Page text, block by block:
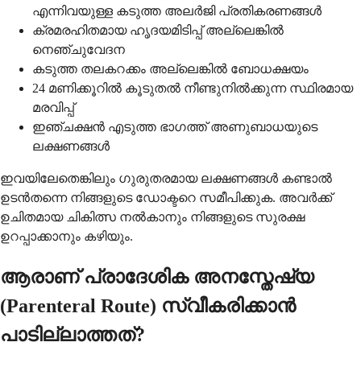
എന്നിവയുള്ള കടുത്ത അലർജി പ്രതികരണങ്ങൾ
ക്രമരഹിതമായ ഹൃദയമിടിപ്പ് അല്ലെങ്കിൽ
നെഞ്ചുവേദന
കടുത്ത തലകറക്കം അല്ലെങ്കിൽ ബോധക്ഷയം
24 മണിക്കൂറിൽ കൂടുതൽ നീണ്ടുനിൽക്കുന്ന സ്ഥിരമായ
മരവിപ്പ്
ഇഞ്ചക്ഷൻ എടുത്ത ഭാഗത്ത് അണുബാധയുടെ
ലക്ഷണങ്ങൾ
ഇവയിലേതെങ്കിലും ഗുരുതരമായ ലക്ഷണങ്ങൾ കണ്ടാൽ
ഉടൻതന്നെ നിങ്ങളുടെ ഡോക്ടറെ സമീപിക്കുക. അവർക്ക്
ഉചിതമായ ചികിത്സ നൽകാനും നിങ്ങളുടെ സുരക്ഷ
ഉറപ്പാക്കാനും കഴിയും.
ആരാണ് പ്രാദേശിക അനസ്തേഷ്യ
(Parenteral Route) സ്വീകരിക്കാൻ
പാടില്ലാത്തത്?